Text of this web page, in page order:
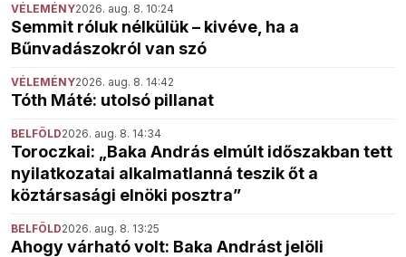
VÉLEMÉNY2026. aug. 8. 10:24
Semmit róluk nélkülük – kivéve, ha a
Bűnvadászokról van szó
VÉLEMÉNY2026. aug. 8. 14:42
Tóth Máté: utolsó pillanat
BELFÖLD2026. aug. 8. 14:34
Toroczkai: „Baka András elmúlt időszakban tett
nyilatkozatai alkalmatlanná teszik őt a
köztársasági elnöki posztra”
BELFÖLD2026. aug. 8. 13:25
Ahogy várható volt: Baka Andrást jelöli